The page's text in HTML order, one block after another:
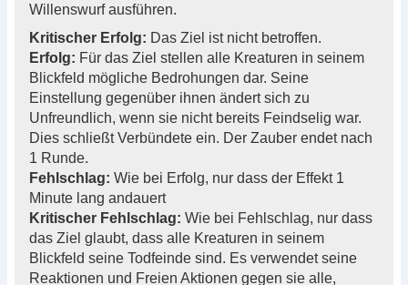
Willenswurf ausführen.
Kritischer Erfolg: Das Ziel ist nicht betroffen.
Erfolg: Für das Ziel stellen alle Kreaturen in seinem
Blickfeld mögliche Bedrohungen dar. Seine
Einstellung gegenüber ihnen ändert sich zu
Unfreundlich, wenn sie nicht bereits Feindselig war.
Dies schließt Verbündete ein. Der Zauber endet nach
1 Runde.
Fehlschlag: Wie bei Erfolg, nur dass der Effekt 1
Minute lang andauert
Kritischer Fehlschlag: Wie bei Fehlschlag, nur dass
das Ziel glaubt, dass alle Kreaturen in seinem
Blickfeld seine Todfeinde sind. Es verwendet seine
Reaktionen und Freien Aktionen gegen sie alle,